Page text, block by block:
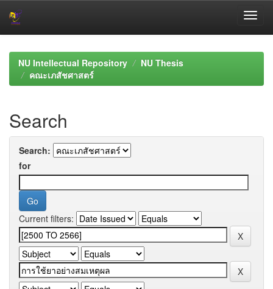
navigationNU Intellectual Repository
NU Thesis
คณะเภสัชศาสตร์
Search
Search:
for
Current filters: